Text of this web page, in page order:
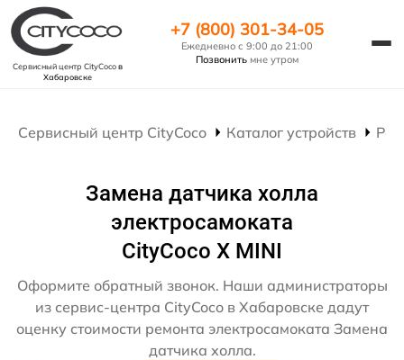
Сервисный центр CityCocoв
Хабаровске
+7 (800) 301-34-05
Ежедневно с 9:00 до 21:00
Позвонить мне утром
Сервисный центр CityCoco Каталог устройств
Замена датчика холла
электросамоката
CityCoco X MINI
Оформите обратный звонок. Наши администраторы
из сервис-центра CityCoco в Хабаровске дадут
оценку стоимости ремонта электросамоката Замена
датчика холла.